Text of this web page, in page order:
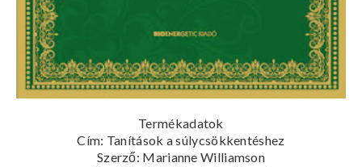
Termékadatok
Cím: Tanítások a súlycsökkentéshez
Szerző: Marianne Williamson